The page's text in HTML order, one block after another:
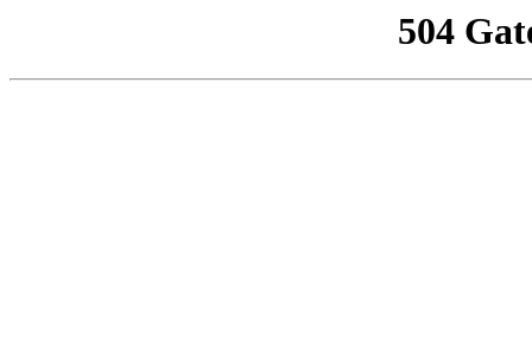
504